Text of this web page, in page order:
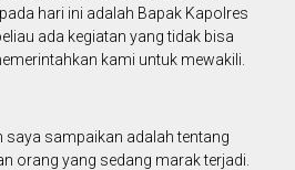
hari ini adalah Bapak Kapolres
ada kegiatan yang tidak bisa
kami untuk mewakili.
saya sampaikan adalah tentang
orang yang sedang marak terjadi.